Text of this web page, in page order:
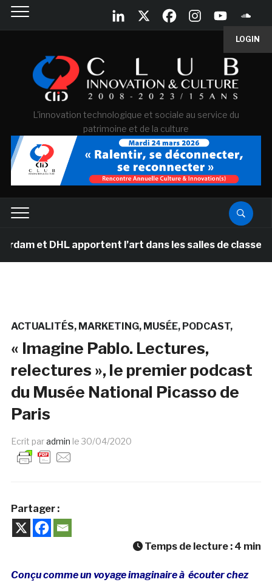
LOGIN
L'innovation technologique et sociale au service du
patrimoine et de la culture
DHL apportent l’art dans les salles de classe des
ACTUALITÉS MARKETING MUSÉE PODCAST
« Imagine Pablo. Lectures,
relectures », le premier podcast
du Musée National Picasso de
Paris
Ecrit paradmin le 30/04/2020
Partager :
Temps de lecture : 4 min
Conçu comme un voyage imaginaire à écouter chez